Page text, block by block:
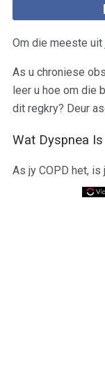
Om die meeste uit
As u chroniese
leer u hoe om die
dit regkry? Deur
Wat Dyspnea Is
As jy COPD het,